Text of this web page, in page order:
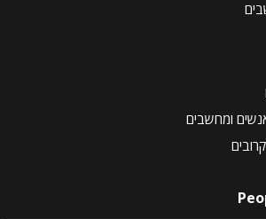
ומחשבים